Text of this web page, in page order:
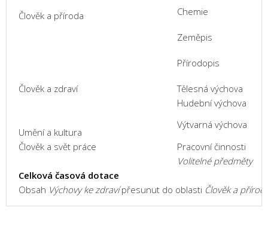
Člověk a příroda Chemie
Zeměpis
Přírodopis
Člověk a zdraví Tělesná výchova
Umění a kultura
Hudební výchova
Výtvarná výchova
Člověk a svět práce
Pracovní činnosti
Volitelné předměty
Celková časová dotace
Obsah Výchovy ke zdravípřesunut do oblasti Člověk a